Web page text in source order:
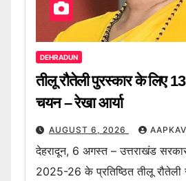
DEHRADUN
तीलू रौतेली पुरस्कार के लिए
चयन – रेखा आर्या
AUGUST 6, 2026
देहरादून, 6 अगस्त – उत्तराखंड सरकार
2025-26 के प्रतिष्ठित तीलू रौतेली